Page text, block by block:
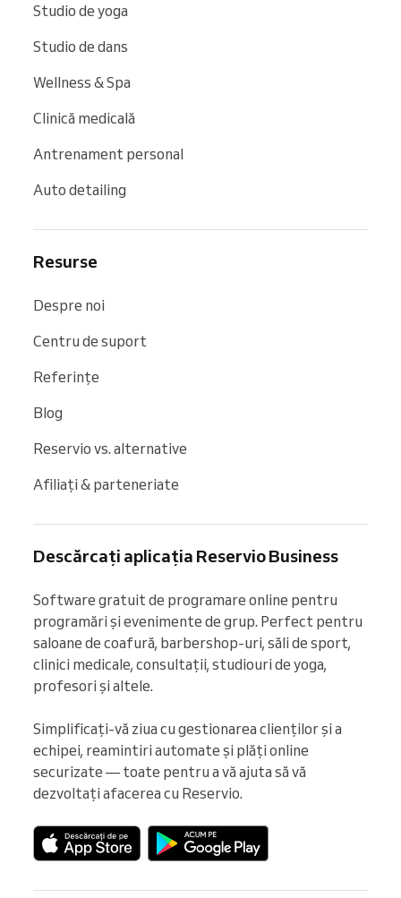
Studio de yoga
Studio de dans
Wellness & Spa
Clinică medicală
Antrenament personal
Auto detailing
Resurse
Despre noi
Centru de suport
Referințe
Blog
Reservio vs. alternative
Afiliați & parteneriate
Descărcați aplicația Reservio Business
Software gratuit de programare online pentru
programări și evenimente de grup. Perfect pentru
saloane de coafură, barbershop-uri, săli de sport,
clinici medicale, consultații, studiouri de yoga,
profesori și altele.
Simplificați-vă ziua cu gestionarea clienților și a
echipei, reamintiri automate și plăți online
securizate — toate pentru a vă ajuta să vă
dezvoltați afacerea cu Reservio.